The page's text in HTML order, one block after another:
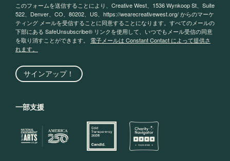
このフォームを送信することにより、Creative West、1536 Wynkoop St、Suite
522、Denver、CO、80202、US、https://wearecreativewest.org/ からのマーケ
ティング メールを受信することに同意することになります。すべてのメールの
下部にある SafeUnsubscribe® リンクを使用して、いつでもメール受信の同意
を取り消すことができます。 電子メールは Constant Contact によって提供さ
れます。
サインアップ！
一部支援